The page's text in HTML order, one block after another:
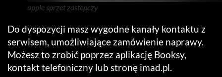
apple sprzet zastepczy
Do dyspozycji masz wygodne kanały kontaktu z
serwisem, umożliwiające zamówienie naprawy.
Możesz to zrobić poprzez aplikację Booksy,
kontakt telefoniczny lub stronę imad.pl.